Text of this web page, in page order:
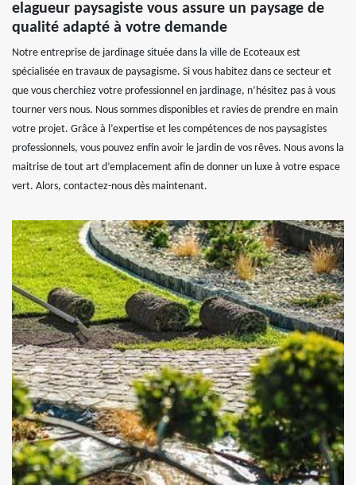
elagueur paysagiste vous assure un paysage de
qualité adapté à votre demande
Notre entreprise de jardinage située dans la ville de Ecoteaux est
spécialisée en travaux de paysagisme. Si vous habitez dans ce secteur et
que vous cherchiez votre professionnel en jardinage, n’hésitez pas à vous
tourner vers nous. Nous sommes disponibles et ravies de prendre en main
votre projet. Grâce à l’expertise et les compétences de nos paysagistes
professionnels, vous pouvez enfin avoir le jardin de vos rêves. Nous avons la
maitrise de tout art d’emplacement afin de donner un luxe à votre espace
vert. Alors, contactez-nous dès maintenant.